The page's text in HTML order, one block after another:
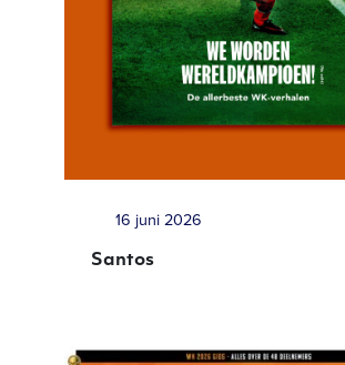
16 juni 2026
Santos